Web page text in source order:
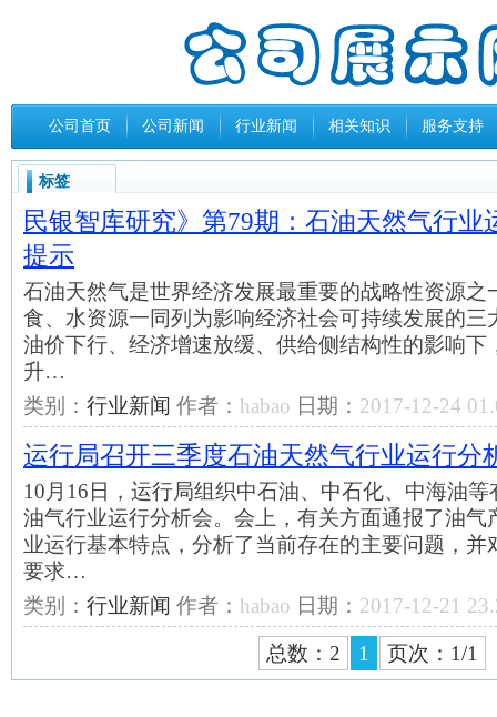
公司首页 公司新闻 行业新闻 相关知识 服务支持
标签
民银智库研究》第79期：石油天然气行业
提示
石油天然气是世界经济发展最重要的战略性资源之
食、水资源一同列为影响经济社会可持续发展的三
油价下行、经济增速放缓、供给侧结构性的影响下
升…
类别： 行业新闻 作者： habao 日期： 2017-12-24
运行局召开三季度石油天然气行业运行分
10月16日，运行局组织中石油、中石化、中海油
油气行业运行分析会。会上，有关方面通报了油气
业运行基本特点，分析了当前存在的主要问题，并
要求…
类别： 行业新闻 作者： habao 日期： 2017-12-21
总数：2 1 页次：1/1